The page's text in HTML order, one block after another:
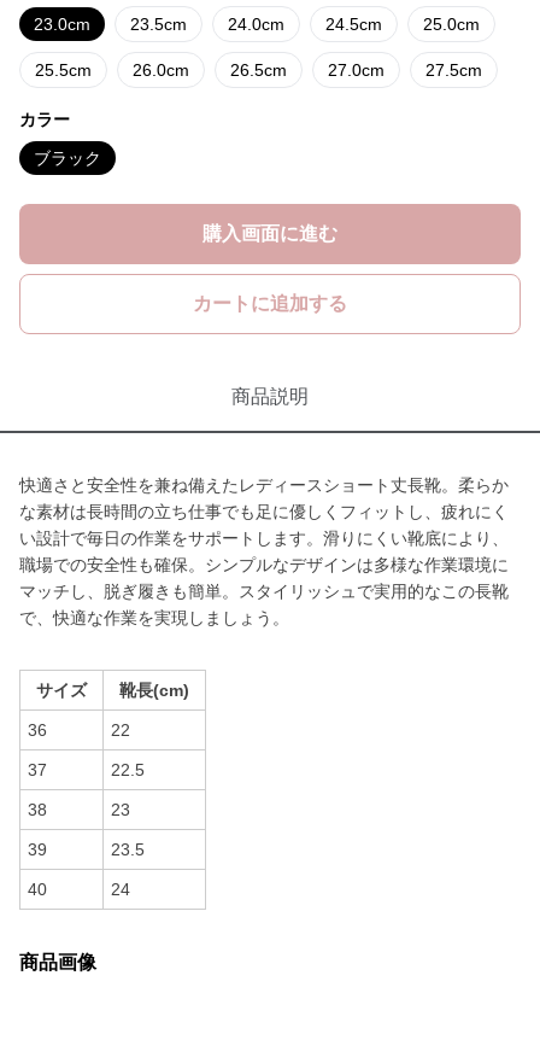
23.0cm 23.5cm 24.0cm 24.5cm 25.0cm
25.5cm 26.0cm 26.5cm 27.0cm 27.5cm
カラー
ブラック
購入画面に進む
カートに追加する
商品説明
快適さと安全性を兼ね備えたレディースショート丈長靴。柔らか
な素材は長時間の立ち仕事でも足に優しくフィットし、疲れにく
い設計で毎日の作業をサポートします。滑りにくい靴底により、
職場での安全性も確保。シンプルなデザインは多様な作業環境に
マッチし、脱ぎ履きも簡単。スタイリッシュで実用的なこの長靴
で、快適な作業を実現しましょう。
サイズ 靴長(cm)
36 22
37 22.5
38 23
39 23.5
40 24
商品画像